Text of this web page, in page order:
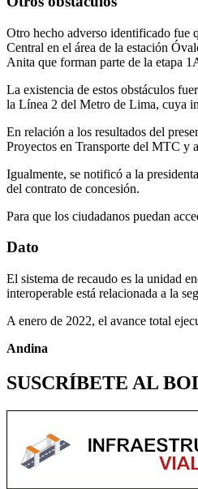
Otro hecho adverso identificado fue
Central en el área de la estación
Anita que forman parte de la etapa
La existencia de estos obstáculos
la Línea 2 del Metro de Lima, cuya
En relación a los resultados del
Proyectos en Transporte del MTC y
Igualmente, se notificó a la
del contrato de concesión.
Para que los ciudadanos puedan
Dato
El sistema de recaudo es la unidad
interoperable está relacionada a la
A enero de 2022, el avance total
Andina
SUSCRÍBETE AL